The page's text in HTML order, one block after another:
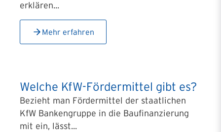
erklären...
Mehr erfahren
Welche KfW-Fördermittel gibt es?
Bezieht man Fördermittel der staatlichen
KfW Bankengruppe in die Baufinanzierung
mit ein, lässt...